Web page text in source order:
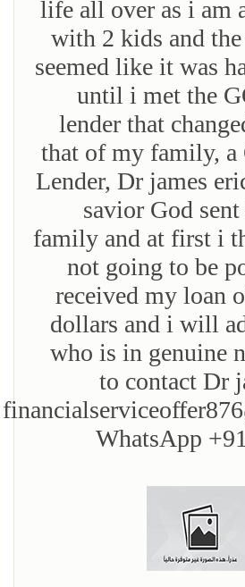
life all over as i am
with 2 kids and
seemed like it was
until i met the
lender that
that of my family, a
Lender, Dr james
savior God
family and at first i
not going to be
received my loan
dollars and i will
who is in genuine
to contact Dr
WhatsApp